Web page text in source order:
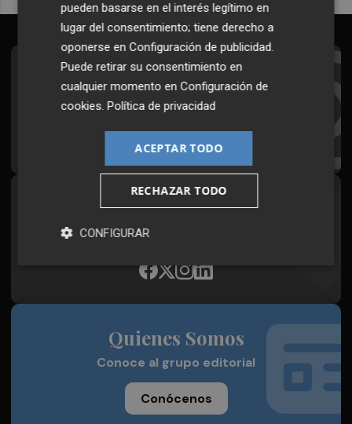
Suscríbete al Boletín
Todos los días a primera hora en tu email
Síguenos en redes
Plaza Podcast, desde cualquier medio
Quienes Somos
Conoce al grupo editorial
Conócenos
pueden basarse en el interés legítimo en
lugar del consentimiento; tiene derecho a
oponerse enConfiguración de publicidad.
Puede retirar su consentimiento en
cualquier momento enConfiguración de
cookies.Política de privacidad
ACEPTAR TODO
RECHAZAR TODO
CONFIGURAR